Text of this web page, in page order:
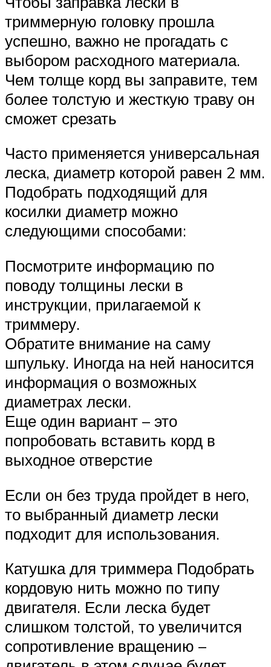
триммерную головку прошла
успешно, важно не прогадать с
выбором расходного материала.
Чем толще корд вы заправите, тем
более толстую и жесткую траву он
сможет срезать
Часто применяется универсальная
леска, диаметр которой равен 2 мм.
Подобрать подходящий для
косилки диаметр можно
следующими способами:
Посмотрите информацию по
поводу толщины лески в
инструкции, прилагаемой к
триммеру.
Обратите внимание на саму
шпульку. Иногда на ней наносится
информация о возможных
диаметрах лески.
Еще один вариант – это
попробовать вставить корд в
выходное отверстие
Если он без труда пройдет в него,
то выбранный диаметр лески
подходит для использования.
Катушка для триммера Подобрать
кордовую нить можно по типу
двигателя. Если леска будет
слишком толстой, то увеличится
сопротивление вращению –